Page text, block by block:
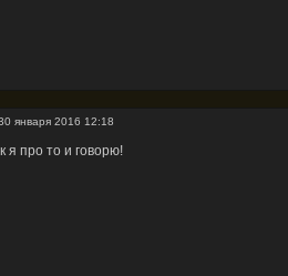
января 2016 12:18
я про то и говорю!